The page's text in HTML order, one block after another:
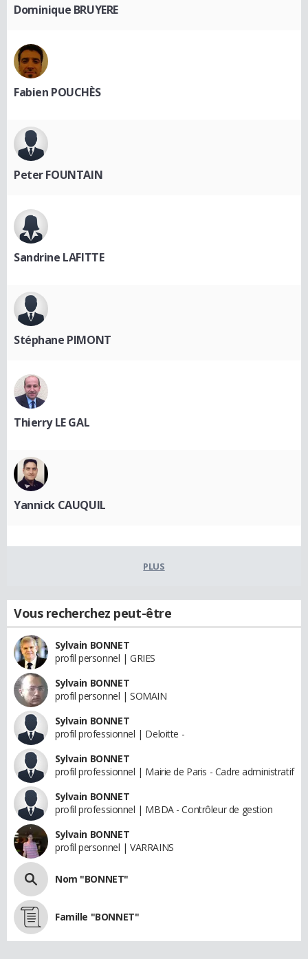
Dominique BRUYERE
Fabien POUCHÈS
Peter FOUNTAIN
Sandrine LAFITTE
Stéphane PIMONT
Thierry LE GAL
Yannick CAUQUIL
PLUS
Vous recherchez peut-être
Sylvain BONNET
profil personnel | GRIES
Sylvain BONNET
profil personnel | SOMAIN
Sylvain BONNET
profil professionnel | Deloitte -
Sylvain BONNET
profil professionnel | Mairie de Paris - Cadre administratif
Sylvain BONNET
profil professionnel | MBDA - Contrôleur de gestion
Sylvain BONNET
profil personnel | VARRAINS
Nom "BONNET"
Famille "BONNET"